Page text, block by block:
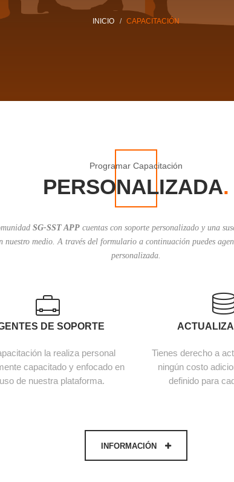
INICIO CAPACITACIÓN
Programar Capacitación
PERSONALIZADA
SG-SST APP cuentas con soporte personalizado y una
nuestro medio. A través del formulario a continuación puedes
personalizada.
DE SOPORTE
la realiza personal
capacitado y enfocado en
de nuestra plataforma.
Tienes derecho a
ningún costo
definido para
INFORMACIÓN